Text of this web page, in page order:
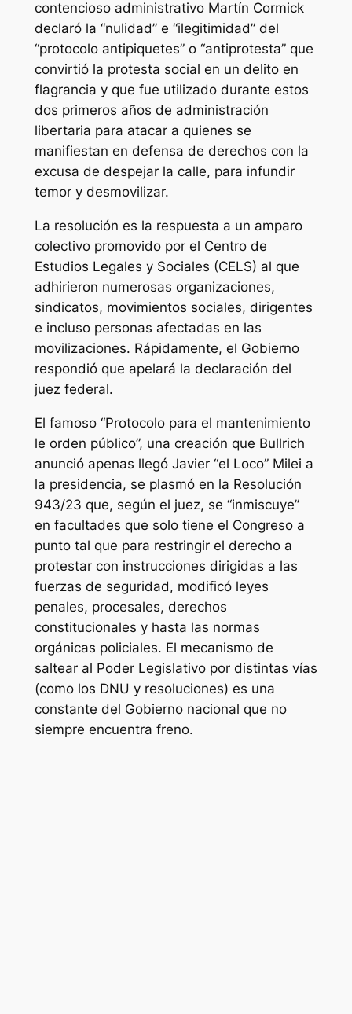
contencioso administrativo Martín Cormick
declaró la “nulidad” e “ilegitimidad” del
“protocolo antipiquetes” o “antiprotesta” que
convirtió la protesta social en un delito en
flagrancia y que fue utilizado durante estos
dos primeros años de administración
libertaria para atacar a quienes se
manifiestan en defensa de derechos con la
excusa de despejar la calle, para infundir
temor y desmovilizar.
La resolución es la respuesta a un amparo
colectivo promovido por el Centro de
Estudios Legales y Sociales (CELS) al que
adhirieron numerosas organizaciones,
sindicatos, movimientos sociales, dirigentes
e incluso personas afectadas en las
movilizaciones. Rápidamente, el Gobierno
respondió que apelará la declaración del
juez federal.
El famoso “Protocolo para el mantenimiento
le orden público”, una creación que Bullrich
anunció apenas llegó Javier “el Loco” Milei a
la presidencia, se plasmó en la Resolución
943/23 que, según el juez, se “inmiscuye”
en facultades que solo tiene el Congreso a
punto tal que para restringir el derecho a
protestar con instrucciones dirigidas a las
fuerzas de seguridad, modificó leyes
penales, procesales, derechos
constitucionales y hasta las normas
orgánicas policiales. El mecanismo de
saltear al Poder Legislativo por distintas vías
(como los DNU y resoluciones) es una
constante del Gobierno nacional que no
siempre encuentra freno.